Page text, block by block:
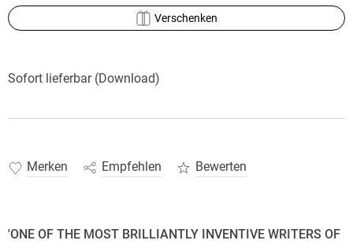
Verschenken
Sofort lieferbar (Download)
Merken Empfehlen Bewerten
'ONE OF THE MOST BRILLIANTLY INVENTIVE WRITERS OF